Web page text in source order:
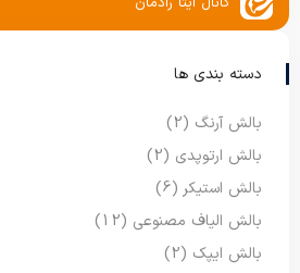
دسته بندی ها
بالش آرنگ (2)
بالش ارتوپدی (2)
بالش استیکر (6)
بالش الیاف مصنوعی (12)
بالش ایپک (2)